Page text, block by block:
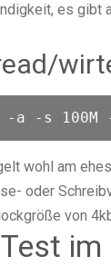
es gibt
-a -s
wohl am
oder
von
im